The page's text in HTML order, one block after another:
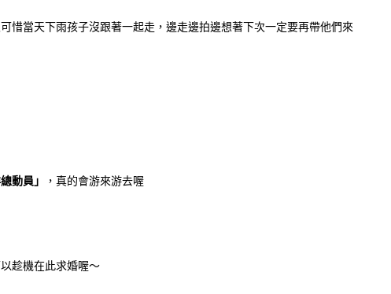
惜當天下雨孩子沒跟著一起走，邊走邊拍邊想著下次一定要再帶他們來
動員」 ，真的會游來游去喔
趁機在此求婚喔～